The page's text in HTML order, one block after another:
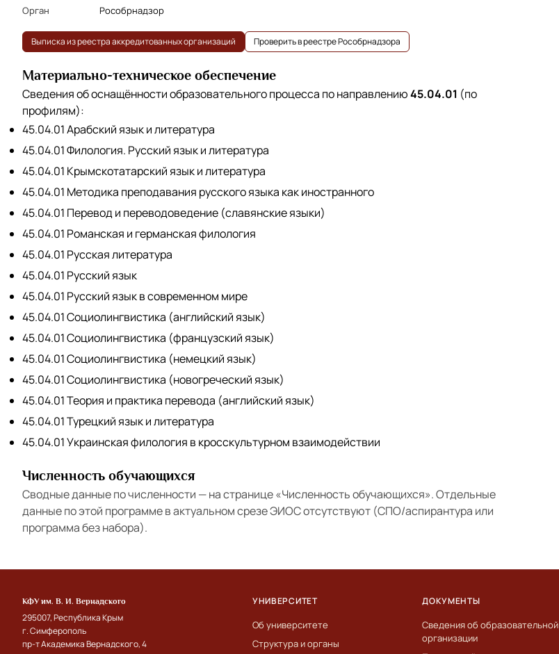
Орган Рособрнадзор
Выписка из реестра аккредитованных организаций Проверить в реестре Рособрнадзора
Материально-техническое обеспечение
Сведения об оснащённости образовательного процесса по направлению45.04.01 (по
профилям):
45.04.01 Арабский язык и литература
45.04.01 Филология. Русский язык и литература
45.04.01 Крымскотатарский язык и литература
45.04.01 Методика преподавания русского языка как иностранного
45.04.01 Перевод и переводоведение (славянские языки)
45.04.01 Романская и германская филология
45.04.01 Русская литература
45.04.01 Русский язык
45.04.01 Русский язык в современном мире
45.04.01 Социолингвистика (английский язык)
45.04.01 Социолингвистика (французский язык)
45.04.01 Социолингвистика (немецкий язык)
45.04.01 Социолингвистика (новогреческий язык)
45.04.01 Теория и практика перевода (английский язык)
45.04.01 Турецкий язык и литература
45.04.01 Украинская филология в кросскультурном взаимодействии
Численность обучающихся
Сводные данные по численности — на странице«Численность обучающихся». Отдельные
данные по этой программе в актуальном срезе ЭИОС отсутствуют (СПО/аспирантура или
программа без набора).
КФУ им. В. И. Вернадского
295007, Республика Крым
г. Симферополь
пр-т Академика Вернадского, 4
УНИВЕРСИТЕТ
Об университете
Структура и органы
ДОКУМЕНТЫ
Сведения об образовательной
организации